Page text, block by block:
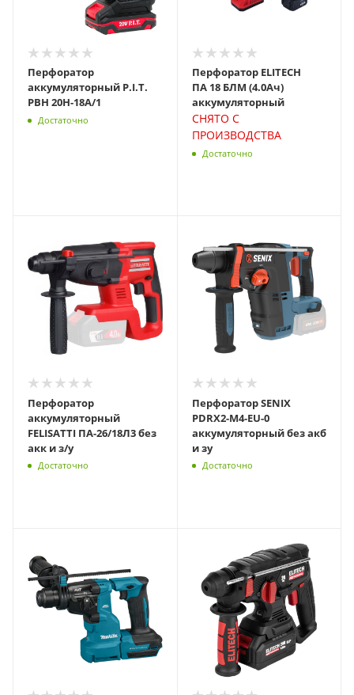
Перфоратор
аккумуляторный P.I.T.
PBH 20H-18A/1
Достаточно
Перфоратор ELITECH
ПА 18 БЛМ (4.0Ач)
аккумуляторный
СНЯТО С
ПРОИЗВОДСТВА
Достаточно
Перфоратор
аккумуляторный
FELISATTI ПА-26/18Л3 без
акк и з/у
Достаточно
Перфоратор SENIX
PDRX2-M4-EU-0
аккумуляторный без акб
и зу
Достаточно